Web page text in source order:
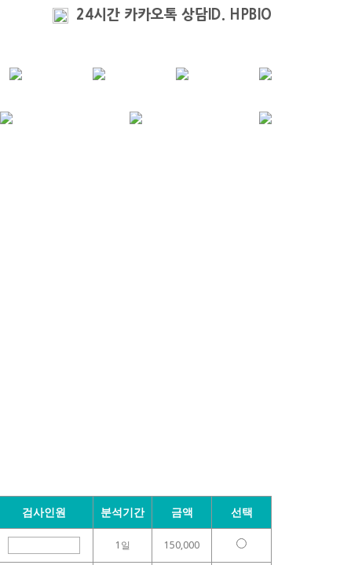
24시간 카카오톡 상담ID. HPBIO
검사인원 분석기간 금액 선택
1일 150,000